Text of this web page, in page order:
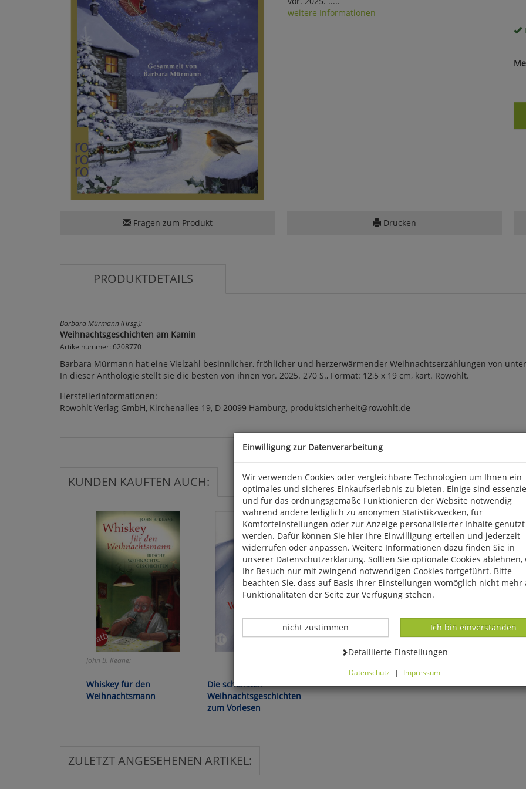
weitere Informationen
Fragen zum Produkt Drucken
PRODUKTDETAILS
Barbara Mürmann (Hrsg.):
Weihnachtsgeschichten am Kamin
Artikelnummer: 6208770
Barbara Mürmann hat eine Vielzahl besinnlicher, fröhlicher und herzerwärmender Weihnachtserzählungen von
In dieser Anthologie stellt sie die besten von ihnen vor. 2025. 270 S., Format: 12,5 x 19 cm, kart. Rowohlt.
Herstellerinformationen:
Rowohlt Verlag GmbH, Kirchenallee 19, D 20099 Hamburg, produktsicherheit@rowohlt.de
KUNDEN KAUFTEN AUCH:
John B. Keane:
Whiskey für den
Weihnachtsmann
Die schönsten
Weihnachtsgeschichten
zum Vorlesen
ZULETZT ANGESEHENEN ARTIKEL:
Einwilligung zur Datenverarbeitung
Wir verwenden Cookies oder vergleichbare Technologien um Ihnen ein
optimales und sicheres Einkaufserlebnis zu bieten. Einige sind
und für das ordnungsgemäße Funktionieren der Website notwendig
während andere lediglich zu anonymen Statistikzwecken, für
Komforteinstellungen oder zur Anzeige personalisierter Inhalte genutzt
werden. Dafür können Sie hier Ihre Einwilligung erteilen und jederzeit
widerrufen oder anpassen. Weitere Informationen dazu finden Sie in
unserer Datenschutzerklärung. Sollten Sie optionale Cookies ablehnen,
Ihr Besuch nur mit zwingend notwendigen Cookies fortgeführt. Bitte
beachten Sie, dass auf Basis Ihrer Einstellungen womöglich nicht mehr
Funktionalitäten der Seite zur Verfügung stehen.
Datenverarbeitung -
Ich bin einverstanden
Datenverarbeitung -
nicht zustimmen
Datenverarbeitung -
Detaillierte Einstellungen
Datenschutz | Impressum
Cookies ablehnen, wird Ihr Besuch nur mit zwingend notwendigen
fortgeführt. Bitte beachten Sie, dass auf Basis Ihrer Einstellungen